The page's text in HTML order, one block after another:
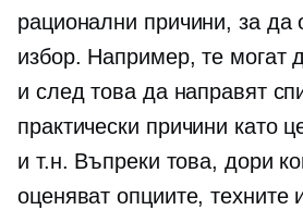
рационални причини, за да
избор. Например, те могат
и след това да направят
практически причини като
и т.н. Въпреки това, дори
оценяват опциите, техните